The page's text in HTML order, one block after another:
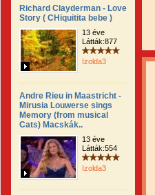
Richard Clayderman - Love
Story ( CHiquitita bebe )
13 éve
Látták:877
Izolda3
Andre Rieu in Maastricht -
Mirusia Louwerse sings
Memory (from musical
Cats) Macskák..
13 éve
Látták:554
Izolda3